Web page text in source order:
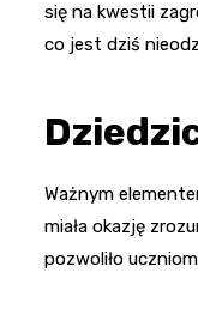
się na kwestii
co jest dziś
Ważnym
miała okazję
pozwoliło